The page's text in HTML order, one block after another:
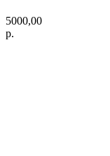
5000,00
р.